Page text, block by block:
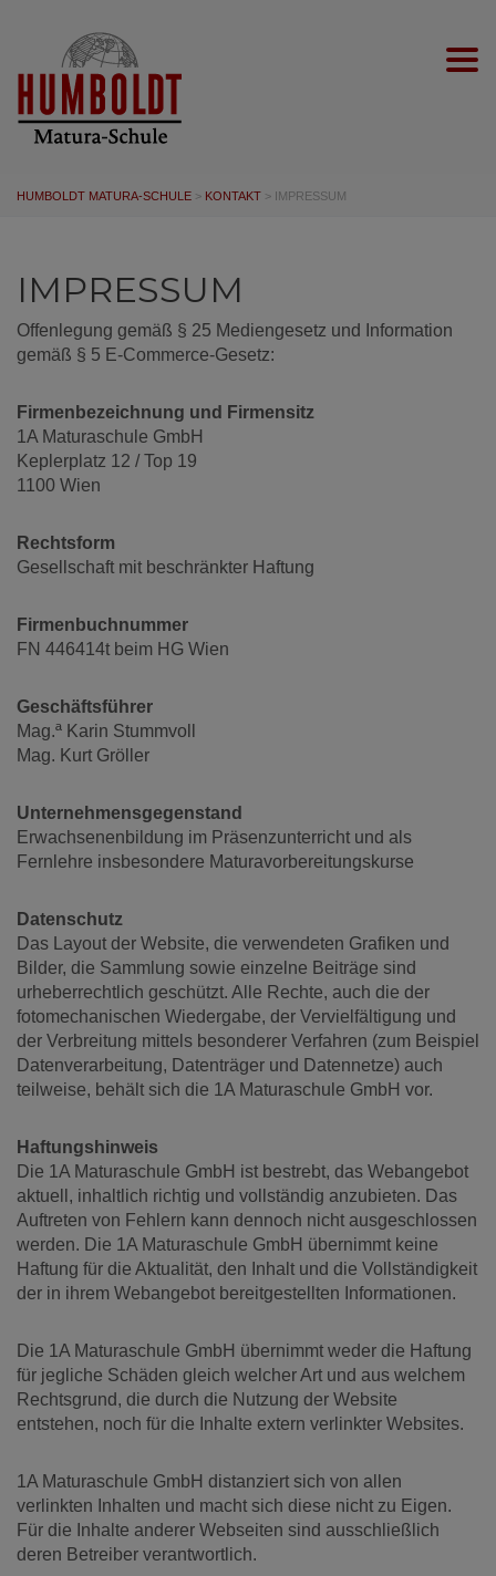
HUMBOLDT MATURA-SCHULE > KONTAKT > IMPRESSUM
IMPRESSUM
Offenlegung gemäß § 25 Mediengesetz und Information
gemäß § 5 E-Commerce-Gesetz:
Firmenbezeichnung und Firmensitz
1A Maturaschule GmbH
Keplerplatz 12 / Top 19
1100 Wien
Rechtsform
Gesellschaft mit beschränkter Haftung
Firmenbuchnummer
FN 446414t beim HG Wien
Geschäftsführer
Mag.ª Karin Stummvoll
Mag. Kurt Gröller
Unternehmensgegenstand
Erwachsenenbildung im Präsenzunterricht und als
Fernlehre insbesondere Maturavorbereitungskurse
Datenschutz
Das Layout der Website, die verwendeten Grafiken und
Bilder, die Sammlung sowie einzelne Beiträge sind
urheberrechtlich geschützt. Alle Rechte, auch die der
fotomechanischen Wiedergabe, der Vervielfältigung und
der Verbreitung mittels besonderer Verfahren (zum Beispiel
Datenverarbeitung, Datenträger und Datennetze) auch
teilweise, behält sich die 1A Maturaschule GmbH vor.
Haftungshinweis
Die 1A Maturaschule GmbH ist bestrebt, das Webangebot
aktuell, inhaltlich richtig und vollständig anzubieten. Das
Auftreten von Fehlern kann dennoch nicht ausgeschlossen
werden. Die 1A Maturaschule GmbH übernimmt keine
Haftung für die Aktualität, den Inhalt und die Vollständigkeit
der in ihrem Webangebot bereitgestellten Informationen.
Die 1A Maturaschule GmbH übernimmt weder die Haftung
für jegliche Schäden gleich welcher Art und aus welchem
Rechtsgrund, die durch die Nutzung der Website
entstehen, noch für die Inhalte extern verlinkter Websites.
1A Maturaschule GmbH distanziert sich von allen
verlinkten Inhalten und macht sich diese nicht zu Eigen.
Für die Inhalte anderer Webseiten sind ausschließlich
deren Betreiber verantwortlich.